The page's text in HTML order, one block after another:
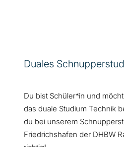
Duales
Du bist Schüler*in und
das duale Studium Technik
du bei unserem
Friedrichshafen der DHBW